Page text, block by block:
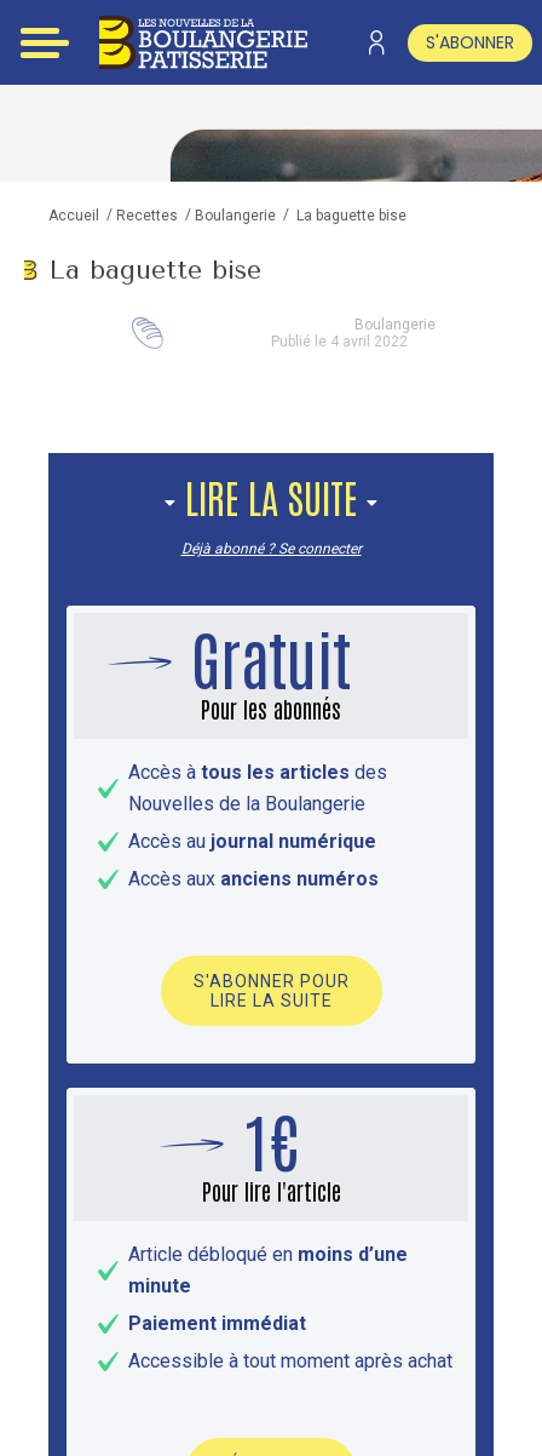
S'ABONNER
Accueil / Recettes / Boulangerie / La baguette bise
La baguette bise
Boulangerie
Publié le 4 avril 2022
LIRE LA SUITE
Déjà abonné ? Se connecter
Gratuit
Pour les abonnés
Accès à tous les articles des
Nouvelles de la Boulangerie
Accès au journal numérique
Accès aux anciens numéros
S'ABONNER POUR
LIRE LA SUITE
1€
Pour lire l'article
Article débloqué en moins d’une
minute
Paiement immédiat
Accessible à tout moment après achat